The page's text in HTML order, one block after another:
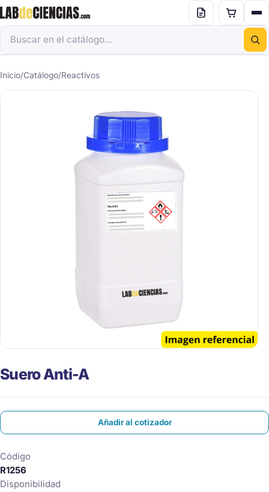
Inicio/Catálogo/Reactivos
Suero Anti-A
Añadir al cotizador
Código
R1256
Disponibilidad